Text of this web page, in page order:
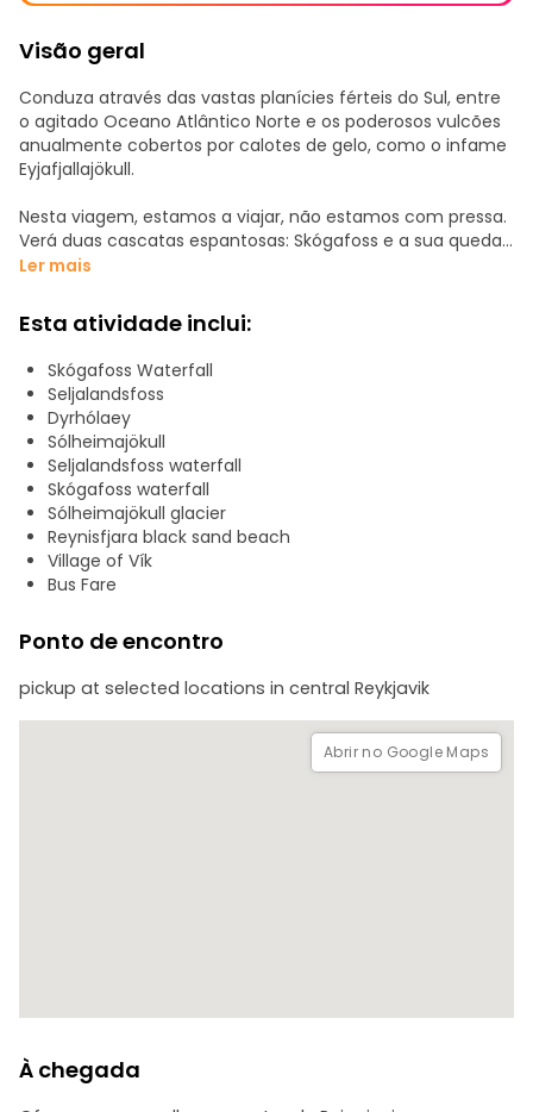
Visão geral
Conduza através das vastas planícies férteis do Sul, entre
o agitado Oceano Atlântico Norte e os poderosos vulcões
anualmente cobertos por calotes de gelo, como o infame
Eyjafjallajökull.
Nesta viagem, estamos a viajar, não estamos com pressa.
Verá duas cascatas espantosas: Skógafoss e a sua queda
de 60 metros, bem como a Seljalandsfoss, atrás da qual se
O ponto alto desta excursão é a impressionante Praia de
Areia Negra de Reynisfjara e a sua dramática linha costeira.
Colunas basálticas erguem-se bem alto no céu, vindas do
oceano implacável. Também verá a bela praia de areia
preta de Dyrhólaey e as suas fantásticas falésias. A
paragem para almoço (não incluído no preço) será feita
na tranquila e pitoresca aldeia de Vik.
De seguida, o glaciar Sólheimajökull conta histórias de
mudanças climáticas e eventos vulcânicos. Caminhe até
ao seu focinho e contemple a sua grandeza.
Ler mais
Esta atividade inclui:
Skógafoss Waterfall
Seljalandsfoss
Dyrhólaey
Sólheimajökull
Seljalandsfoss waterfall
Skógafoss waterfall
Sólheimajökull glacier
Reynisfjara black sand beach
Village of Vík
Bus Fare
Ponto de encontro
pickup at selected locations in central Reykjavik
Abrir no Google Maps
À chegada